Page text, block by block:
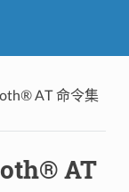
AT 命令集
AT